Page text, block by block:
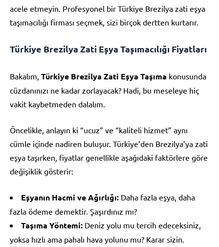
acele etmeyin. Profesyonel bir Türkiye Brezilya zati eşya
taşımacılığı firması seçmek, sizi birçok dertten kurtarır.
Türkiye Brezilya Zati Eşya Taşımacılığı Fiyatları
Bakalım, Türkiye Brezilya Zati Eşya Taşıma konusunda
cüzdanınızı ne kadar zorlayacak? Hadi, bu meseleye hiç
vakit kaybetmeden dalalım.
Öncelikle, anlayın ki “ucuz” ve “kaliteli hizmet” aynı
cümle içinde nadiren buluşur. Türkiye’den Brezilya’ya zati
eşya taşırken, fiyatlar genellikle aşağıdaki faktörlere göre
değişiklik gösterir:
Eşyanın Hacmi ve Ağırlığı: Daha fazla eşya, daha
fazla ödeme demektir. Şaşırdınız mı?
Taşıma Yöntemi: Deniz yolu mu tercih edeceksiniz,
yoksa hızlı ama pahalı hava yolunu mu? Karar sizin.